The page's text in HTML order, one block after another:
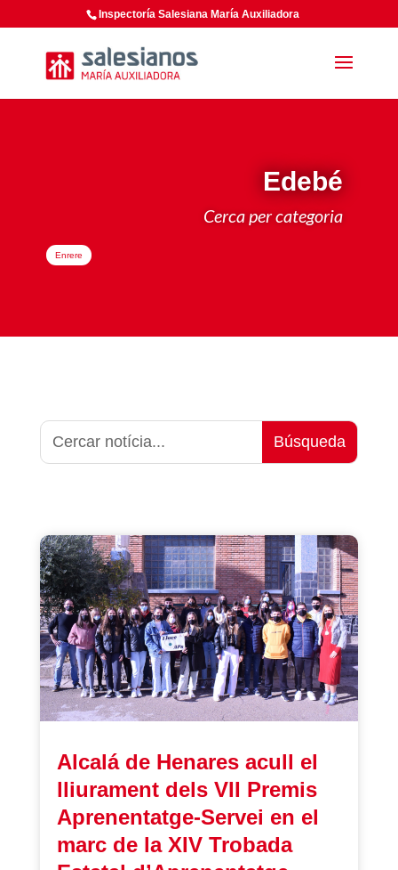
Inspectoría Salesiana María Auxiliadora
Edebé
Cerca per categoria
Enrere
Alcalá de Henares acull el
lliurament dels VII Premis
Aprenentatge-Servei en el
marc de la XIV Trobada